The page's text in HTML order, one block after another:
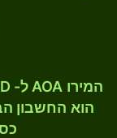
הוא החשבון